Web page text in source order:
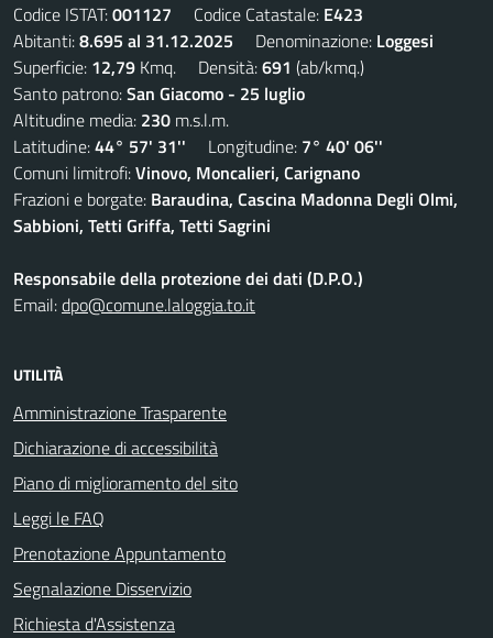
Codice ISTAT:001127 Codice Catastale: E423
Abitanti:8.695 al 31.12.2025 Denominazione: Loggesi
Superficie: 12,79 Kmq. Densità:691 (ab/kmq.)
Santo patrono:San Giacomo - 25 luglio
Altitudine media: 230 m.s.l.m.
Latitudine:44° 57' 31'' Longitudine: 7° 40' 06''
Comuni limitrofi:Vinovo, Moncalieri, Carignano
Frazioni e borgate: Baraudina, Cascina Madonna Degli Olmi,
Sabbioni, Tetti Griffa, Tetti Sagrini
Responsabile della protezione dei dati (D.P.O.)
Email:dpo@comune.laloggia.to.it
UTILITÀ
Amministrazione Trasparente
Dichiarazione di accessibilità
Piano di miglioramento del sito
Leggi le FAQ
Prenotazione Appuntamento
Segnalazione Disservizio
Richiesta d'Assistenza